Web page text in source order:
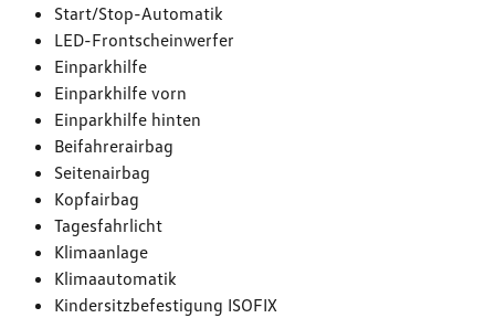
Start/Stop-Automatik
LED-Frontscheinwerfer
Einparkhilfe
Einparkhilfe vorn
Einparkhilfe hinten
Beifahrerairbag
Seitenairbag
Kopfairbag
Tagesfahrlicht
Klimaanlage
Klimaautomatik
Kindersitzbefestigung ISOFIX